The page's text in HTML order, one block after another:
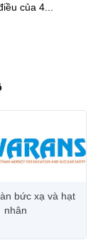
của 4...
bức xạ và hạt
nhân